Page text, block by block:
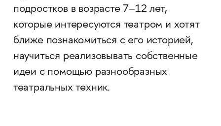
подростков в возрасте 7–12 лет,
которые интересуются театром и хотят
ближе познакомиться с его историей,
научиться реализовывать собственные
идеи с помощью разнообразных
театральных техник.